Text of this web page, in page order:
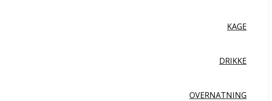
KAGE
DRIKKE
OVERNATNING